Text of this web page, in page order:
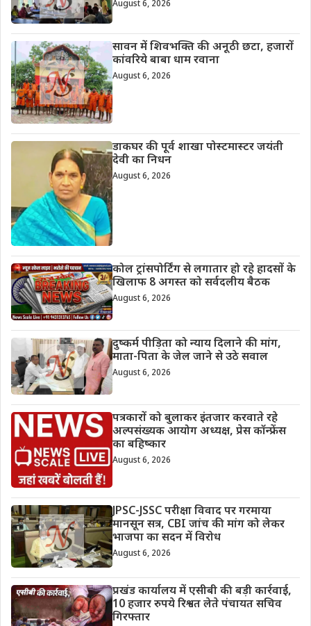
August 6, 2026
सावन में शिवभक्ति की अनूठी छटा, हजारों
कांवरिये बाबा धाम रवाना
August 6, 2026
डाकघर की पूर्व शाखा पोस्टमास्टर जयंती
देवी का निधन
August 6, 2026
कोल ट्रांसपोर्टिंग से लगातार हो रहे हादसों के
खिलाफ 8 अगस्त को सर्वदलीय बैठक
August 6, 2026
दुष्कर्म पीड़िता को न्याय दिलाने की मांग,
माता-पिता के जेल जाने से उठे सवाल
August 6, 2026
पत्रकारों को बुलाकर इंतजार करवाते रहे
अल्पसंख्यक आयोग अध्यक्ष, प्रेस कॉन्फ्रेंस
का बहिष्कार
August 6, 2026
JPSC-JSSC परीक्षा विवाद पर गरमाया
मानसून सत्र, CBI जांच की मांग को लेकर
भाजपा का सदन में विरोध
August 6, 2026
प्रखंड कार्यालय में एसीबी की बड़ी कार्रवाई,
10 हजार रुपये रिश्वत लेते पंचायत सचिव
गिरफ्तार